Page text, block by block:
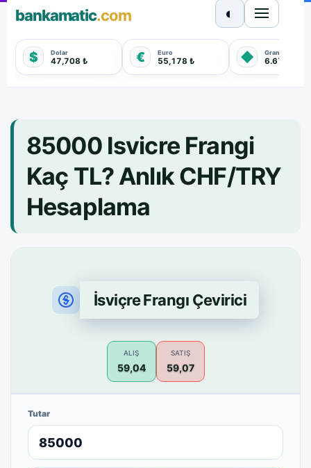
bankamatic.com
$ Dolar
47,708 ₺ € Euro
55,178 ₺ ◆ Gram Altın
6.675,270
◐
85000 Isvicre Frangi
Kaç TL? Anlık CHF/TRY
Hesaplama
İsviçre Frangı Çevirici
ALIŞ
59,04
SATIŞ
59,07
Tutar